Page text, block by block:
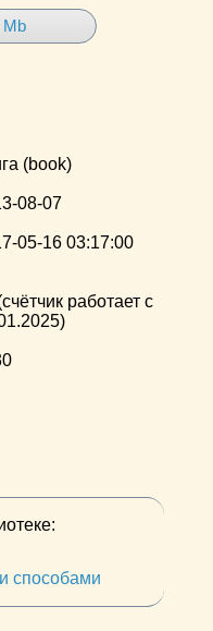
Mb
(book)
08-07
05-16 03:17:00
работает с
способами